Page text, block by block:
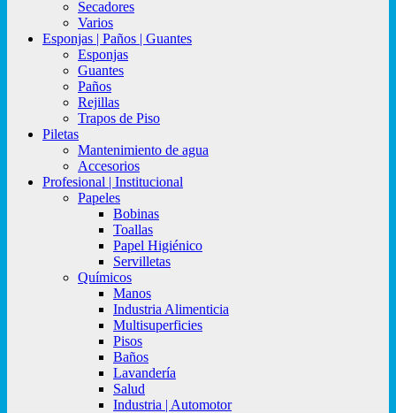
Secadores
Varios
Esponjas | Paños | Guantes
Esponjas
Guantes
Paños
Rejillas
Trapos de Piso
Piletas
Mantenimiento de agua
Accesorios
Profesional | Institucional
Papeles
Bobinas
Toallas
Papel Higiénico
Servilletas
Químicos
Manos
Industria Alimenticia
Multisuperficies
Pisos
Baños
Lavandería
Salud
Industria | Automotor